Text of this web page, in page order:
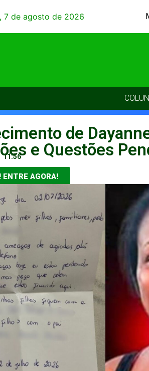
7 de agosto de 2026
de
e Questões
11:56
ENTRE AGORA!